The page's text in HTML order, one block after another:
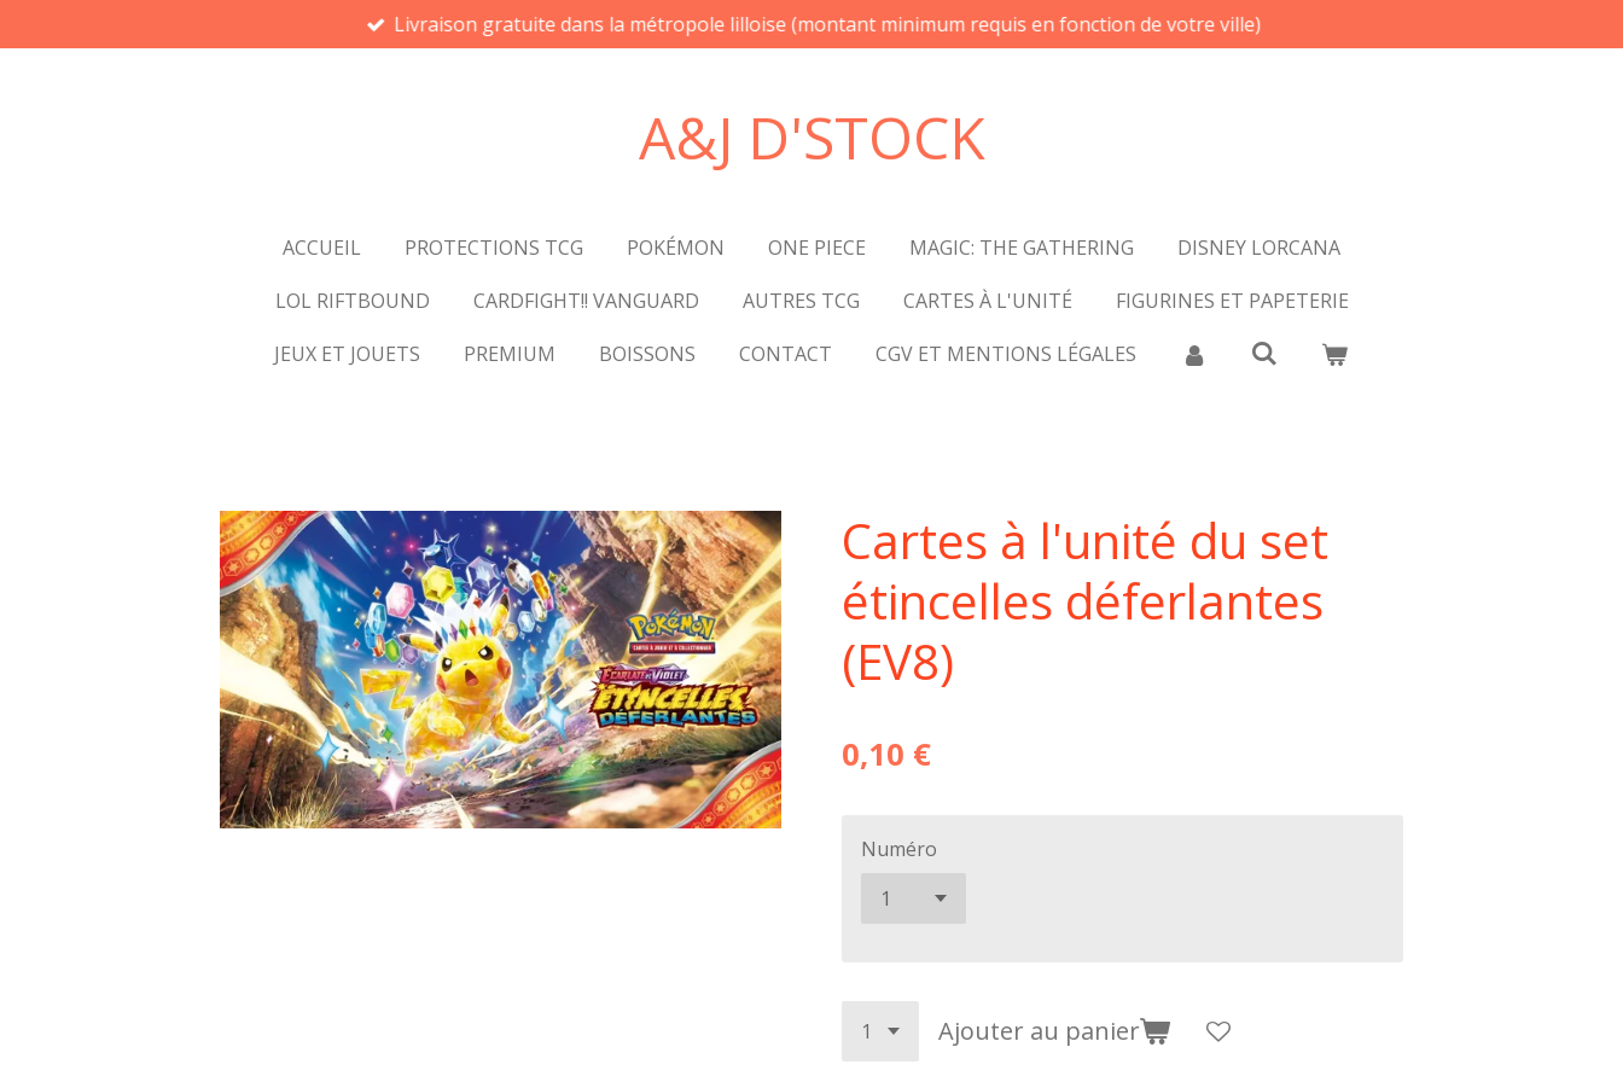
au
Livraison gratuite dans la métropole lilloise (montant minimum requis en fonction de votre ville)
A&J D'STOCK
ACCUEIL PROTECTIONS TCG POKÉMON ONE PIECE MAGIC: THE GATHERING
DISNEY LORCANA
LOL RIFTBOUND
CARDFIGHT!! VANGUARD AUTRES TCG CARTES À L'UNITÉ
FIGURINES ET PAPETERIE
JEUX ET JOUETS
PREMIUM BOISSONS CONTACT CGV ET MENTIONS LÉGALES
Cartes à l'unité du set
étincelles déferlantes
(EV8)
0,10 €
Numéro
Ajouter au panier